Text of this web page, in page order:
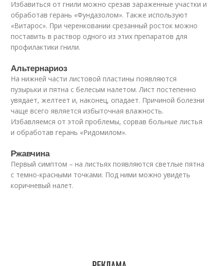
Избавиться от гнили можно срезав зараженные участки и
обработав герань «Фундазолом». Также используют
«Витарос». При черенковании срезанный росток можно
поставить в раствор одного из этих препаратов для
профилактики гнили.
Альтернариоз
На нижней части листовой пластины появляются
пузырьки и пятна с белесым налетом. Лист постепенно
увядает, желтеет и, наконец, опадает. Причиной болезни
чаще всего является избыточная влажность.
Избавляемся от этой проблемы, сорвав больные листья
и обработав герань «Ридомилом».
Ржавчина
Первый симптом – на листьях появляются светлые пятна
с темно-красными точками. Под ними можно увидеть
коричневый налет.